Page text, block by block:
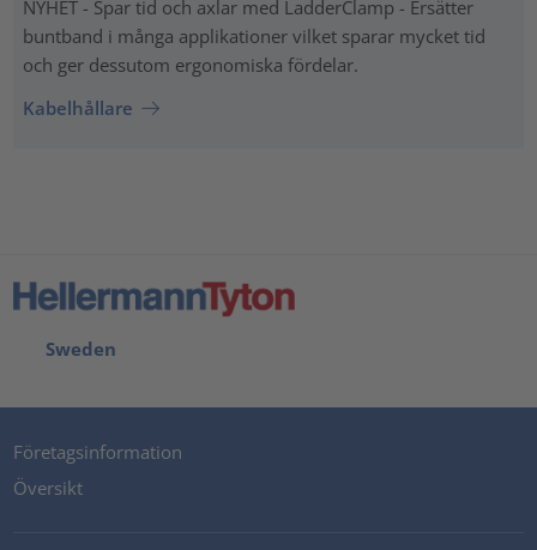
NYHET - Spar tid och axlar med LadderClamp - Ersätter
buntband i många applikationer vilket sparar mycket tid
och ger dessutom ergonomiska fördelar.
Kabelhållare
Sweden
Företagsinformation
Översikt